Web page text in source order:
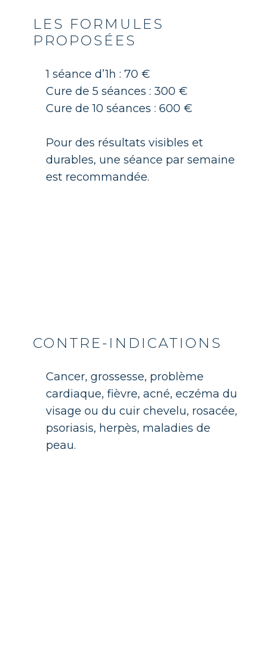
LES FORMULES
PROPOSÉES
1 séance d’1h : 70 €
Cure de 5 séances : 300 €
Cure de 10 séances : 600 €
Pour des résultats visibles et
durables, une séance par semaine
est recommandée.
CONTRE-INDICATIONS
Cancer, grossesse, problème
cardiaque, fièvre, acné, eczéma du
visage ou du cuir chevelu, rosacée,
psoriasis, herpès, maladies de
peau.